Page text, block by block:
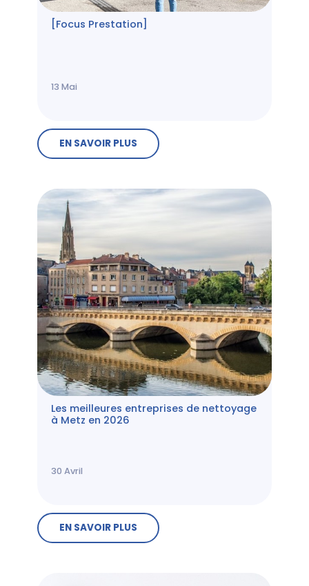
[Focus Prestation]
13 Mai
EN SAVOIR PLUS
Les meilleures entreprises de nettoyage
à Metz en 2026
30 Avril
EN SAVOIR PLUS